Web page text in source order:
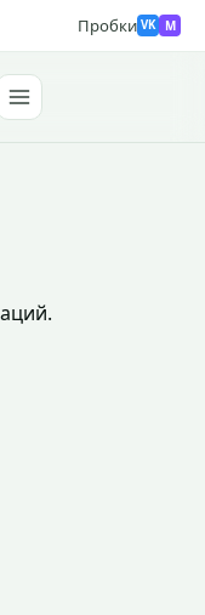
Пробки VK M